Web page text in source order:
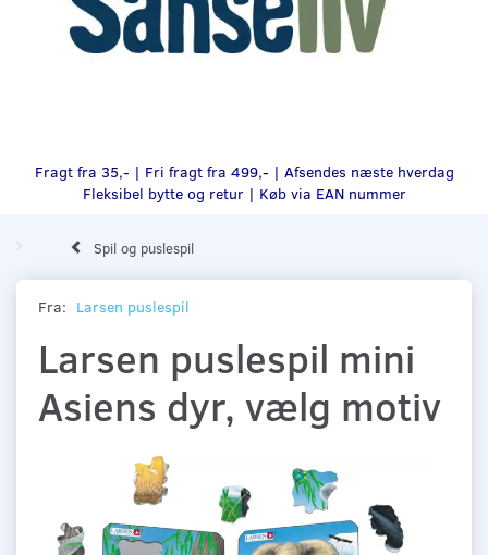
Fragt fra 35,- | Fri fragt fra 499,- | Afsendes næste hverdag
Fleksibel bytte og retur | Køb via EAN nummer
Spil og puslespil
Fra: Larsen puslespil
Larsen puslespil mini
Asiens dyr, vælg motiv